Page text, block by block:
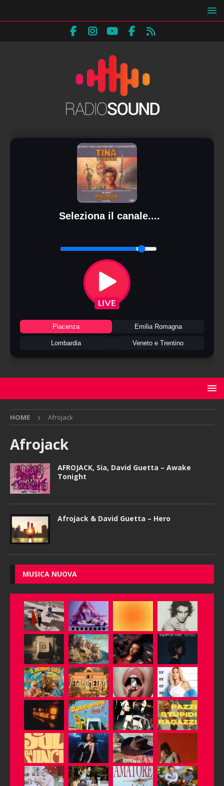
Seleziona il canale....
Piacenza Emilia Romagna
Lombardia Veneto e Trentino
HOME Afrojack
Afrojack
AFROJACK, Sia, David Guetta – Awake
Tonight
Afrojack & David Guetta – Hero
MUSICA NUOVA